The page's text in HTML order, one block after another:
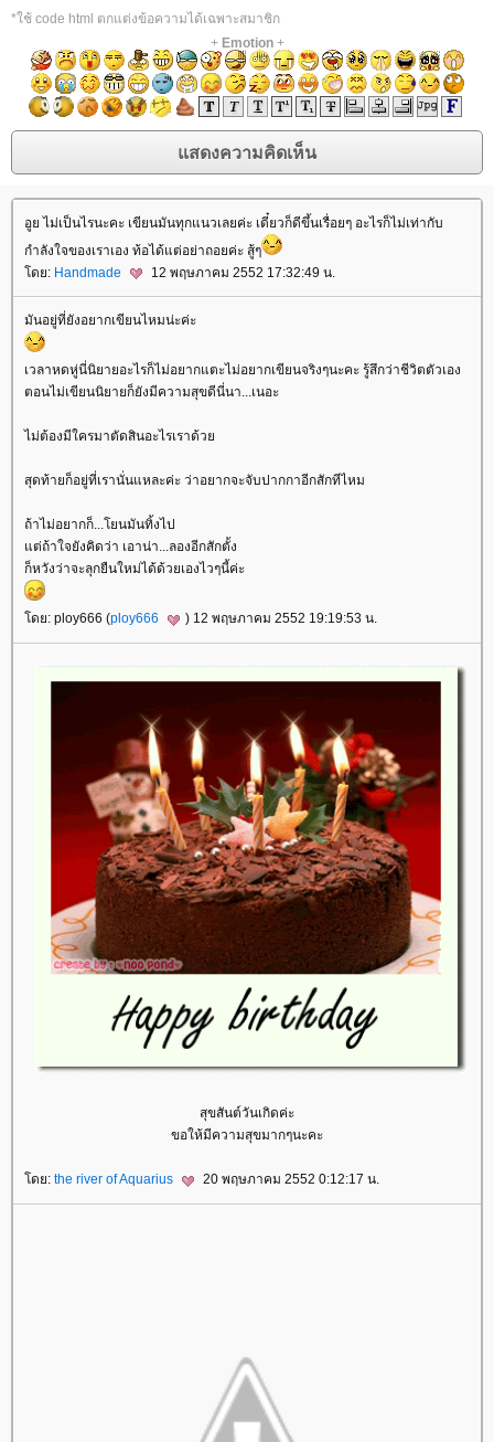
*ใช้ code html ตกแต่งข้อความได้เฉพาะสมาชิก
+ Emotion+
อูย ไม่เป็นไรนะคะ เขียนมันทุกแนวเลยค่ะ เดี๋ยวก็ดีขึ้นเรื่อยๆ อะไรก็ไม่เท่ากับ
กำลังใจของเราเอง ท้อได้แต่อย่าถอยค่ะ สู้ๆ
ดย: Handmade 12 พฤษภาคม 2552 17:32:49 น.
มันอยู่ที่ยังอยากเขียนไหมน่ะค่ะ
เวลาหดหู่นี่นิยายอะไรก็ไม่อยากแตะไม่อยากเขียนจริงๆนะคะ รู้สึกว่าชีวิตตัวเอง
ตอนไม่เขียนนิยายก็ยังมีความสุขดีนี่นา...เนอะ
ไม่ต้องมีใครมาตัดสินอะไรเราด้ว
สุดท้ายก็อยู่ที่เรานั่นแหละค่ะ ว่าอยากจะจับปากกาอีกสักทีไหม
ถ้าไม่อยากก็...โยนมันทิ้งไป
ต่ถ้าใจยังคิดว่า เอาน่า...ลองอีกสักตั้ง
ก็หวังว่าจะลุกยืนใหม่ได้ด้วยเองไวๆนี้ค่ะ
ดย: ploy666 (ploy666 ) 12 พฤษภาคม 2552 19:19:53 น.
สุขสันต์วันเกิดค่ะ
ขอให้มีความสุขมากๆนะคะ
ดย: the river of Aquarius 20 พฤษภาคม 2552 0:12:17 น.